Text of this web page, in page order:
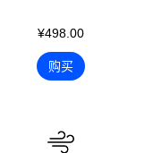
¥498.00
购买